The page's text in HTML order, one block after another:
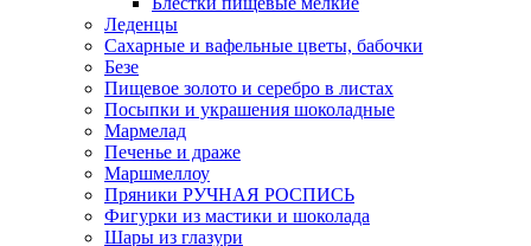
Леденцы
Сахарные и вафельные цветы, бабочки
Безе
Пищевое золото и серебро в листах
Посыпки и украшения шоколадные
Мармелад
Печенье и драже
Маршмеллоу
Пряники РУЧНАЯ РОСПИСЬ
Фигурки из мастики и шоколада
Шары из глазури